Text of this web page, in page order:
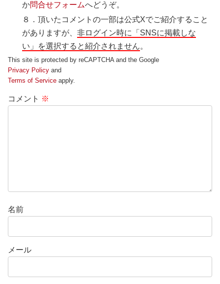
か問合せフォームへどうぞ。
８．頂いたコメントの一部は公式Xでご紹介すること
がありますが、非ログイン時に「SNSに掲載しな
い」を選択すると紹介されません。
This site is protected by reCAPTCHA and the Google
Privacy Policy and
Terms of Service apply.
コメント ※
名前
メール